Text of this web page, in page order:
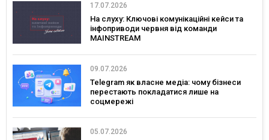
17.07.2026
На слуху: Ключові комунікаційні кейси та
інфоприводи червня від команди
MAINSTREAM
09.07.2026
Telegram як власне медіа: чому бізнеси
перестають покладатися лише на
соцмережі
05.07.2026